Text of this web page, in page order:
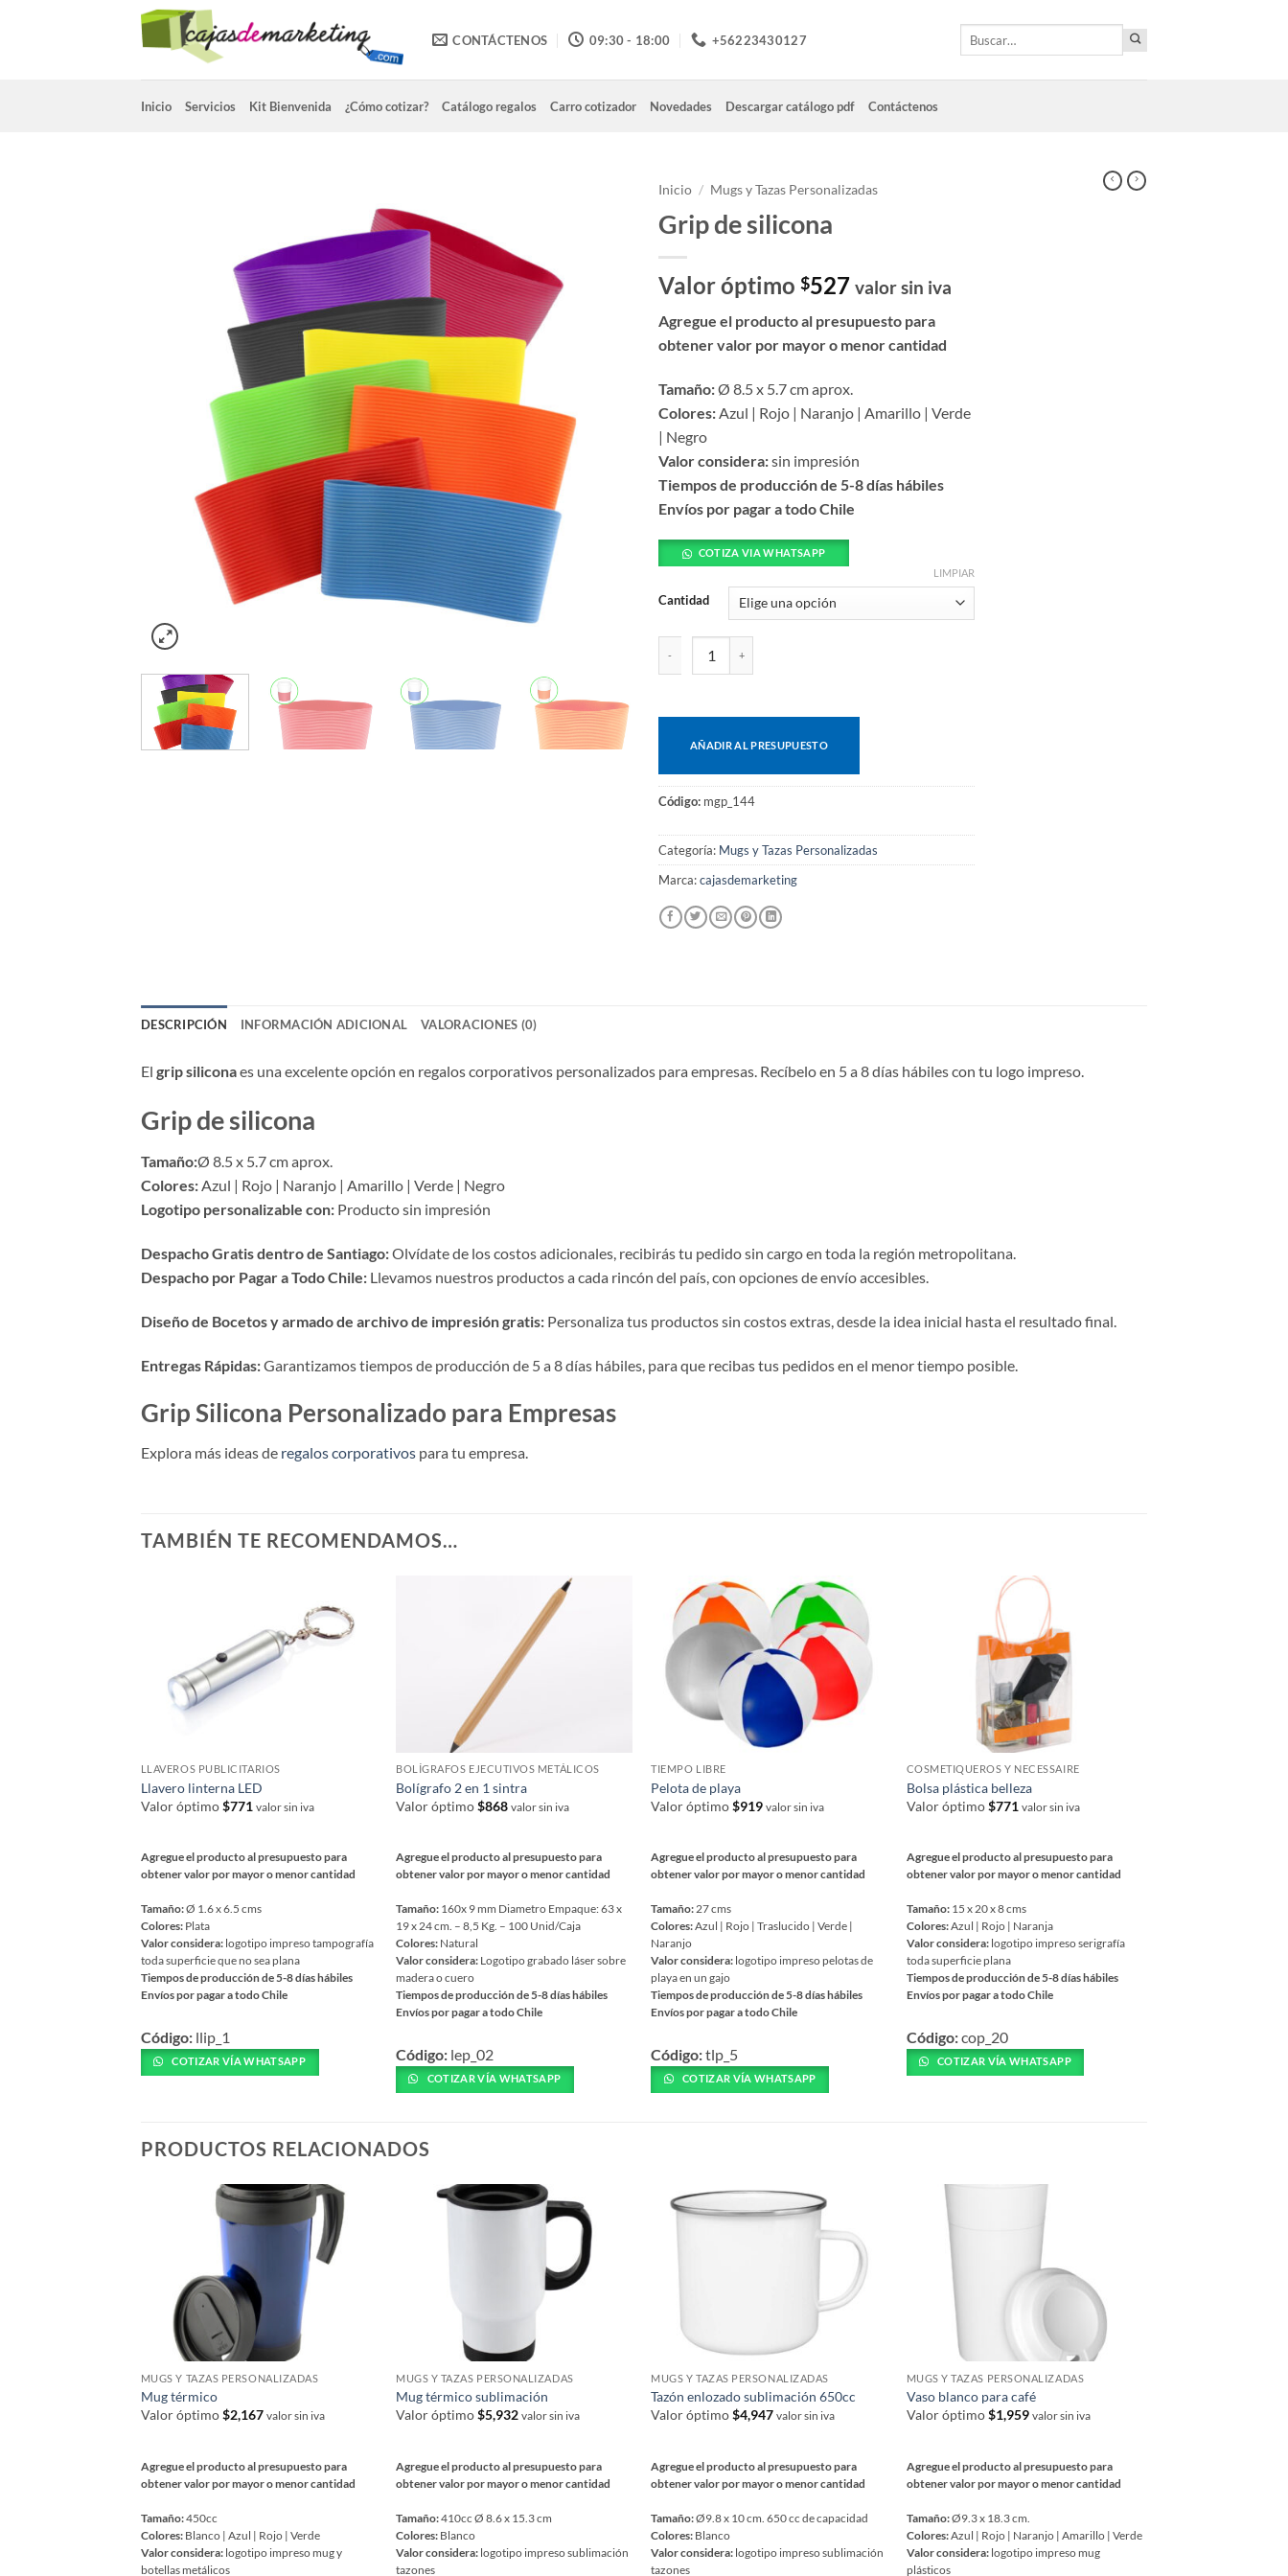
CONTÁCTENOS 09:30 - 18:00 +56223430127
Inicio Servicios Kit Bienvenida ¿Cómo cotizar? Catálogo regalos Carro cotizador Novedades Descargar catálogo pdf Contáctenos
Inicio / Mugs y Tazas Personalizadas
Grip de silicona
Valor óptimo $527 valor sin iva
Agregue el producto al presupuesto para
obtener valor por mayor o menor cantidad
Tamaño:Ø 8.5 x 5.7 cm aprox.
Colores: Azul | Rojo | Naranjo | Amarillo | Verde
| Negro
Valor considera:sin impresión
Tiempos de producción de 5-8 días hábiles
Envíos por pagar a todo Chile
COTIZA VIA WHATSAPP
Cantidad
LIMPIAR
AÑADIR AL PRESUPUESTO
Código: mgp_144
Categoría: Mugs y Tazas Personalizadas
Marca:cajasdemarketing
DESCRIPCIÓN INFORMACIÓN ADICIONAL VALORACIONES (0)
El grip siliconaes una excelente opción en regalos corporativos personalizados para empresas. Recíbelo en 5 a 8 días hábiles con tu logo impreso.
Grip de silicona
Tamaño:Ø 8.5 x 5.7 cm aprox.
Colores:Azul | Rojo | Naranjo | Amarillo | Verde | Negro
Logotipo personalizable con: Producto sin impresión
Despacho Gratis dentro de Santiago:Olvídate de los costos adicionales, recibirás tu pedido sin cargo en toda la región metropolitana.
Despacho por Pagar a Todo Chile: Llevamos nuestros productos a cada rincón del país, con opciones de envío accesibles.
Diseño de Bocetos y armado de archivo de impresión gratis: Personaliza tus productos sin costos extras, desde la idea inicial hasta el resultado final.
Entregas Rápidas:Garantizamos tiempos de producción de 5 a 8 días hábiles, para que recibas tus pedidos en el menor tiempo posible.
Grip Silicona Personalizado para Empresas
Explora más ideas de regalos corporativos para tu empresa.
TAMBIÉN TE RECOMENDAMOS…
LLAVEROS PUBLICITARIOS
Llavero linterna LED
Valor óptimo$771 valor sin iva
Agregue el producto al presupuesto para
obtener valor por mayor o menor cantidad
Tamaño:Ø 1.6 x 6.5 cms
Colores: Plata
Valor considera: logotipo impreso tampografía
toda superficie que no sea plana
Tiempos de producción de 5-8 días hábiles
Envíos por pagar a todo Chile
producto
tiene
opciones
producto
Código: llip_1
COTIZAR VÍA WHATSAPP
BOLÍGRAFOS EJECUTIVOS METÁLICOS
Bolígrafo 2 en 1 sintra
Valor óptimo$868 valor sin iva
Agregue el producto al presupuesto para
obtener valor por mayor o menor cantidad
Tamaño: 160x 9 mm Diametro Empaque: 63 x
19 x 24 cm. – 8,5 Kg. – 100 Unid/Caja
Colores: Natural
Valor considera: Logotipo grabado láser sobre
madera o cuero
Tiempos de producción de 5-8 días hábiles
Envíos por pagar a todo Chile
producto
tiene
Las
Código: lep_02
COTIZAR VÍA WHATSAPP
TIEMPO LIBRE
Pelota de playa
Valor óptimo$919 valor sin iva
Agregue el producto al presupuesto para
obtener valor por mayor o menor cantidad
Tamaño: 27 cms
Colores:Azul | Rojo | Traslucido | Verde |
Naranjo
Valor considera: logotipo impreso pelotas de
playa en un gajo
Tiempos de producción de 5-8 días hábiles
Envíos por pagar a todo Chile
producto
tiene
pueden
producto
Código:tlp_5
COTIZAR VÍA WHATSAPP
COSMETIQUEROS Y NECESSAIRE
Bolsa plástica belleza
Valor óptimo$771 valor sin iva
Agregue el producto al presupuesto para
obtener valor por mayor o menor cantidad
Tamaño: 15 x 20 x 8 cms
Colores:Azul | Rojo | Naranja
Valor considera: logotipo impreso serigrafía
toda superficie plana
Tiempos de producción de 5-8 días hábiles
Envíos por pagar a todo Chile
producto
tiene
pueden
producto
Código:cop_20
COTIZAR VÍA WHATSAPP
PRODUCTOS RELACIONADOS
MUGS Y TAZAS PERSONALIZADAS
Mug térmico
Valor óptimo$2,167 valor sin iva
Agregue el producto al presupuesto para
obtener valor por mayor o menor cantidad
Tamaño:450cc
Colores: Blanco | Azul | Rojo | Verde
Valor considera: logotipo impreso mug y
botellas metálicos
MUGS Y TAZAS PERSONALIZADAS
Mug térmico sublimación
Valor óptimo$5,932 valor sin iva
Agregue el producto al presupuesto para
obtener valor por mayor o menor cantidad
Tamaño:410cc Ø 8.6 x 15.3 cm
Colores: Blanco
Valor considera: logotipo impreso sublimación
tazones
MUGS Y TAZAS PERSONALIZADAS
Tazón enlozado sublimación 650cc
Valor óptimo$4,947 valor sin iva
Agregue el producto al presupuesto para
obtener valor por mayor o menor cantidad
Tamaño:Ø9.8 x 10 cm. 650 cc de capacidad
Colores: Blanco
Valor considera: logotipo impreso sublimación
tazones
MUGS Y TAZAS PERSONALIZADAS
Vaso blanco para café
Valor óptimo$1,959 valor sin iva
Agregue el producto al presupuesto para
obtener valor por mayor o menor cantidad
Tamaño:Ø9.3 x 18.3 cm.
Colores: Azul | Rojo | Naranjo | Amarillo | Verde
Valor considera: logotipo impreso mug
plásticos